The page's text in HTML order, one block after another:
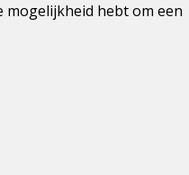
hebt om een